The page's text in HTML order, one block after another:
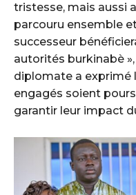
tristesse, mais aussi
parcouru ensemble
successeur
autorités burkinabè
diplomate a exprimé
engagés soient
garantir leur impact